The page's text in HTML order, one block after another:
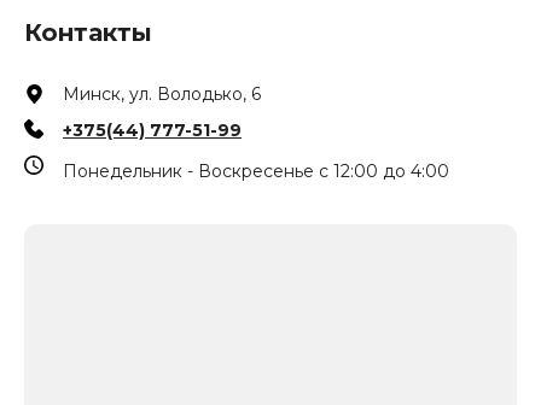
Контакты
Минск, ул. Володько, 6
+375(44) 777-51-99
Понедельник - Воскресенье с 12:00 до 4:00